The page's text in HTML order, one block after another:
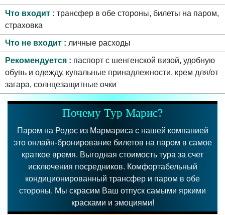
Что входит
трансфер в обе стороны, билеты на паром,
страховка
Что не входит личные расходы
Рекомендуется
паспорт с шенгенской визой, удобную
обувь и одежду, купальные принадлежности, крем для/от
загара, солнцезащитные очки
Почему Тур Марис?
Паром на Родос из Мармариса с нашей компанией
это онлайн-бронирование билетов на паром в самое
краткое время. Выгодная стоимость тура за счет
исключения посредников. Комфортабельный
кондиционированный трансфер и паром в обе
стороны. Мы скрасим Ваш отпуск самыми яркими
красками и эмоциями!